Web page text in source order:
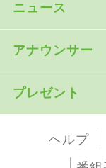
ニュース
アナウンサー
プレゼント
ヘルプ